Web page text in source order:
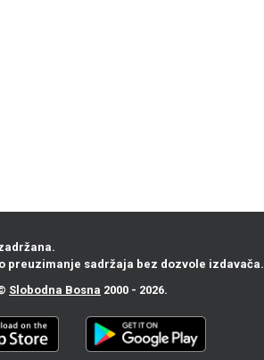
preuzimanje sadržaja bez dozvole izdavača.
Slobodna Bosna 2000 - 2026.